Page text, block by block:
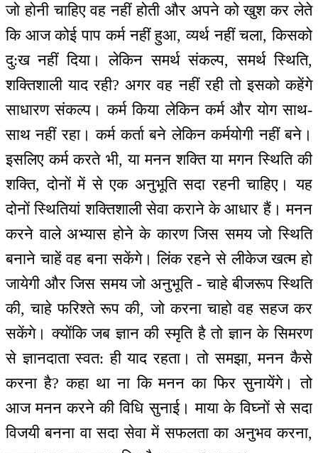
जो होनी चाहिए वह नहीं होती और अपने को खुश कर लेते
कि आज कोई पाप कर्म नहीं हुआ, व्यर्थ नहीं चला, किसको
दु:ख नहीं दिया। लेकिन समर्थ संकल्प, समर्थ स्थिति,
शक्तिशाली याद रही? अगर वह नहीं रही तो इसको कहेंगे
साधारण संकल्प। कर्म किया लेकिन कर्म और योग साथ-
साथ नहीं रहा। कर्म कर्ता बने लेकिन कर्मयोगी नहीं बने।
इसलिए कर्म करते भी, या मनन शक्ति या मगन स्थिति की
शक्ति, दोनों में से एक अनुभूति सदा रहनी चाहिए। यह
दोनों स्थितियां शक्तिशाली सेवा कराने के आधार हैं। मनन
करने वाले अभ्यास होने के कारण जिस समय जो स्थिति
बनाने चाहें वह बना सकेंगे। लिंक रहने से लीकेज खत्म हो
जायेगी और जिस समय जो अनुभूति - चाहे बीजरूप स्थिति
की, चाहे फरिश्ते रूप की, जो करना चाहो वह सहज कर
सकेंगे। क्योंकि जब ज्ञान की स्मृति है तो ज्ञान के सिमरण
से ज्ञानदाता स्वत: ही याद रहता। तो समझा, मनन कैसे
करना है? कहा था ना कि मनन का फिर सुनायेंगे। तो
आज मनन करने की विधि सुनाई। माया के विघ्नों से सदा
विजयी बनना वा सदा सेवा में सफलता का अनुभव करना,